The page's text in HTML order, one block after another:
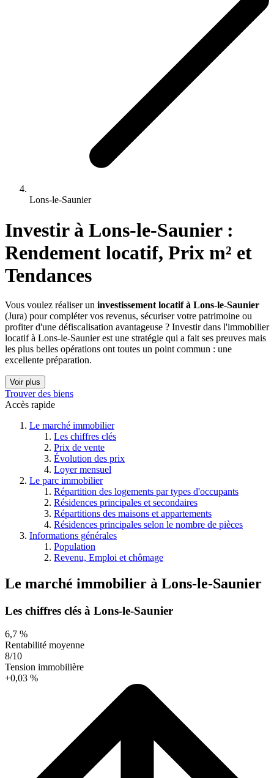
Lons-le-Saunier
Investir à Lons-le-Saunier :
Rendement locatif, Prix m² et
Tendances
Vous voulez réaliser un investissement locatif à Lons-le-Saunier
(Jura) pour compléter vos revenus, sécuriser votre patrimoine ou
profiter d'une défiscalisation avantageuse ? Investir dans l'immobilier
locatif à Lons-le-Saunier est une stratégie qui a fait ses preuves mais
les plus belles opérations ont toutes un point commun : une
excellente préparation.
Voir plus
Trouver des biens
Accès rapide
Le marché immobilier
Les chiffres clés
Prix de vente
Évolution des prix
Loyer mensuel
Le parc immobilier
Répartition des logements par types d'occupants
Résidences principales et secondaires
Répartitions des maisons et appartements
Résidences principales selon le nombre de pièces
Informations générales
Population
Revenu, Emploi et chômage
Le marché immobilier à Lons-le-Saunier
Les chiffres clés à Lons-le-Saunier
6,7 %
Rentabilité moyenne
8/10
Tension immobilière
+0,03 %